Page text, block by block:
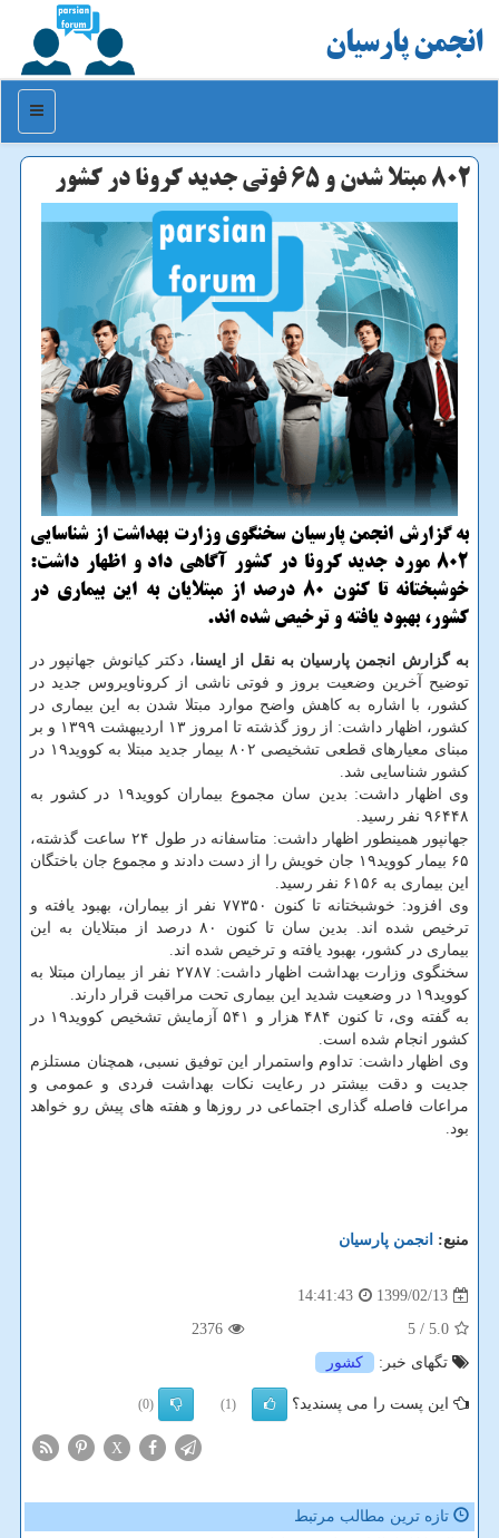
انجمن پارسیان
منو
۸۰۲ مبتلا شدن و ۶۵ فوتی جدید كرونا در كشور
به گزارش انجمن پارسیان سخنگوی وزارت بهداشت از شناسایی
۸۰۲ مورد جدید كرونا در كشور آگاهی داد و اظهار داشت:
خوشبختانه تا كنون ۸۰ درصد از مبتلایان به این بیماری در
كشور، بهبود یافته و ترخیص شده اند.
به گزارش انجمن پارسیان به نقل از ایسنا، دکتر کیانوش جهانپور در
توضیح آخرین وضعیت بروز و فوتی ناشی از کروناویروس جدید در
کشور، با اشاره به کاهش واضح موارد مبتلا شدن به این بیماری در
کشور، اظهار داشت: از روز گذشته تا امروز ۱۳ اردیبهشت ۱۳۹۹ و بر
مبنای معیارهای قطعی تشخیصی ۸۰۲ بیمار جدید مبتلا به کووید۱۹ در
کشور شناسایی شد.
وی اظهار داشت: بدین سان مجموع بیماران کووید۱۹ در کشور به
۹۶۴۴۸ نفر رسید.
جهانپور همینطور اظهار داشت: متاسفانه در طول ۲۴ ساعت گذشته،
۶۵ بیمار کووید۱۹ جان خویش را از دست دادند و مجموع جان باختگان
این بیماری به ۶۱۵۶ نفر رسید.
وی افزود: خوشبختانه تا کنون ۷۷۳۵۰ نفر از بیماران، بهبود یافته و
ترخیص شده اند. بدین سان تا کنون ۸۰ درصد از مبتلایان به این
بیماری در کشور، بهبود یافته و ترخیص شده اند.
سخنگوی وزارت بهداشت اظهار داشت: ۲۷۸۷ نفر از بیماران مبتلا به
کووید۱۹ در وضعیت شدید این بیماری تحت مراقبت قرار دارند.
به گفته وی، تا کنون ۴۸۴ هزار و ۵۴۱ آزمایش تشخیص کووید۱۹ در
کشور انجام شده است.
وی اظهار داشت: تداوم واستمرار این توفیق نسبی، همچنان مستلزم
جدیت و دقت بیشتر در رعایت نکات بهداشت فردی و عمومی و
مراعات فاصله گذاری اجتماعی در روزها و هفته های پیش رو خواهد
بود.
منبع: انجمن پارسیان
1399/02/13
14:41:43
5.0
/ 5
2376
تگهای خبر:
كشور
این پست را می پسندید؟ (1)
(0)
X
تازه ترین مطالب مرتبط